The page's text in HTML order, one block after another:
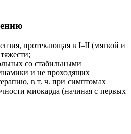
протекающая в I–II (мягкой и
со стабильными
и не проходящих
в т. ч. при симптомах
миокарда (начиная с первых